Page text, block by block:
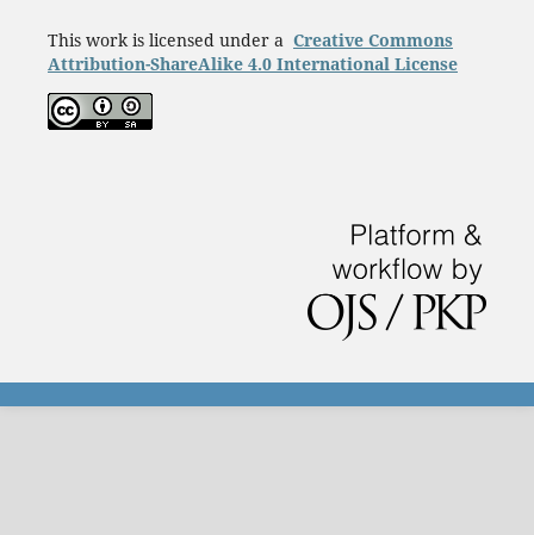
This work is licensed under a Creative Commons
Attribution-ShareAlike 4.0 International License